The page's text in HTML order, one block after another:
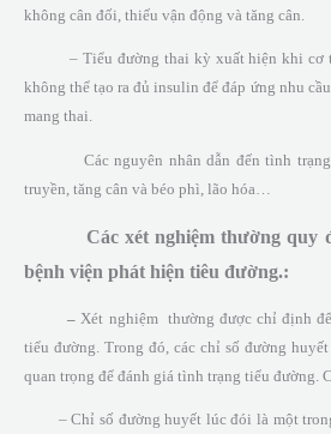
không cân đối, thiếu vận động và tăng cân.
– Tiểu đường thai kỳ xuất hiện khi cơ
không thể tạo ra đủ insulin để đáp ứng nhu
mang thai.
Các nguyên nhân dẫn đến tình trạng
truyền, tăng cân và béo phì, lão hóa…
Các xét nghiệm thường quy
bệnh viện phát hiện tiêu đường.:
– Xét nghiệm thường được chỉ định
tiểu đường. Trong đó, các chỉ số đường
quan trọng để đánh giá tình trạng tiểu đường.
– Chỉ số đường huyết lúc đói là một